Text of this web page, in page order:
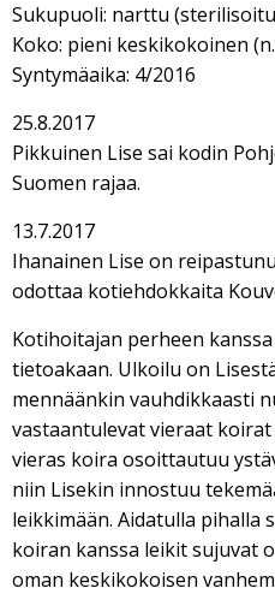
Sukupuoli: narttu
Koko: pieni keskikokoinen
Syntymäaika: 4/2016
25.8.2017
Pikkuinen Lise sai kodin
Suomen rajaa.
13.7.2017
Ihanainen Lise on
odottaa kotiehdokkaita
Kotihoitajan perheen
tietoakaan. Ulkoilu on
mennäänkin vauhdikkaasti
vastaantulevat vieraat koirat
vieras koira osoittautuu
niin Lisekin innostuu
leikkimään. Aidatulla pihalla
koiran kanssa leikit sujuvat
oman keskikokoisen